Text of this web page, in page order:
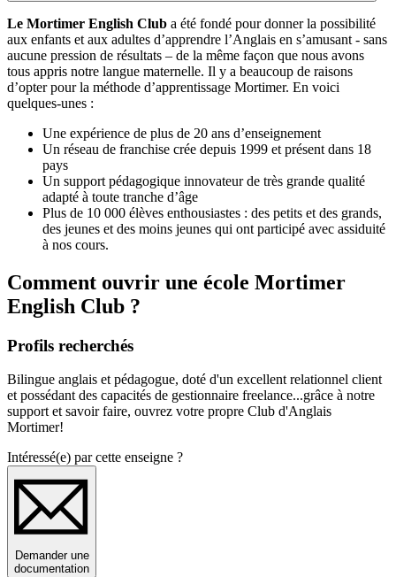
Le Mortimer English Club a été fondé pour donner la possibilité
aux enfants et aux adultes d’apprendre l’Anglais en s’amusant - sans
aucune pression de résultats – de la même façon que nous avons
tous appris notre langue maternelle. Il y a beaucoup de raisons
d’opter pour la méthode d’apprentissage Mortimer. En voici
quelques-unes :
Une expérience de plus de 20 ans d’enseignement
Un réseau de franchise crée depuis 1999 et présent dans 18
pays
Un support pédagogique innovateur de très grande qualité
adapté à toute tranche d’âge
Plus de 10 000 élèves enthousiastes : des petits et des grands,
des jeunes et des moins jeunes qui ont participé avec assiduité
à nos cours.
Comment ouvrir une école Mortimer
English Club ?
Profils recherchés
Bilingue anglais et pédagogue, doté d'un excellent relationnel client
et possédant des capacités de gestionnaire freelance...grâce à notre
support et savoir faire, ouvrez votre propre Club d'Anglais
Mortimer!
Intéressé(e) par cette enseigne ?
Demander une
documentation